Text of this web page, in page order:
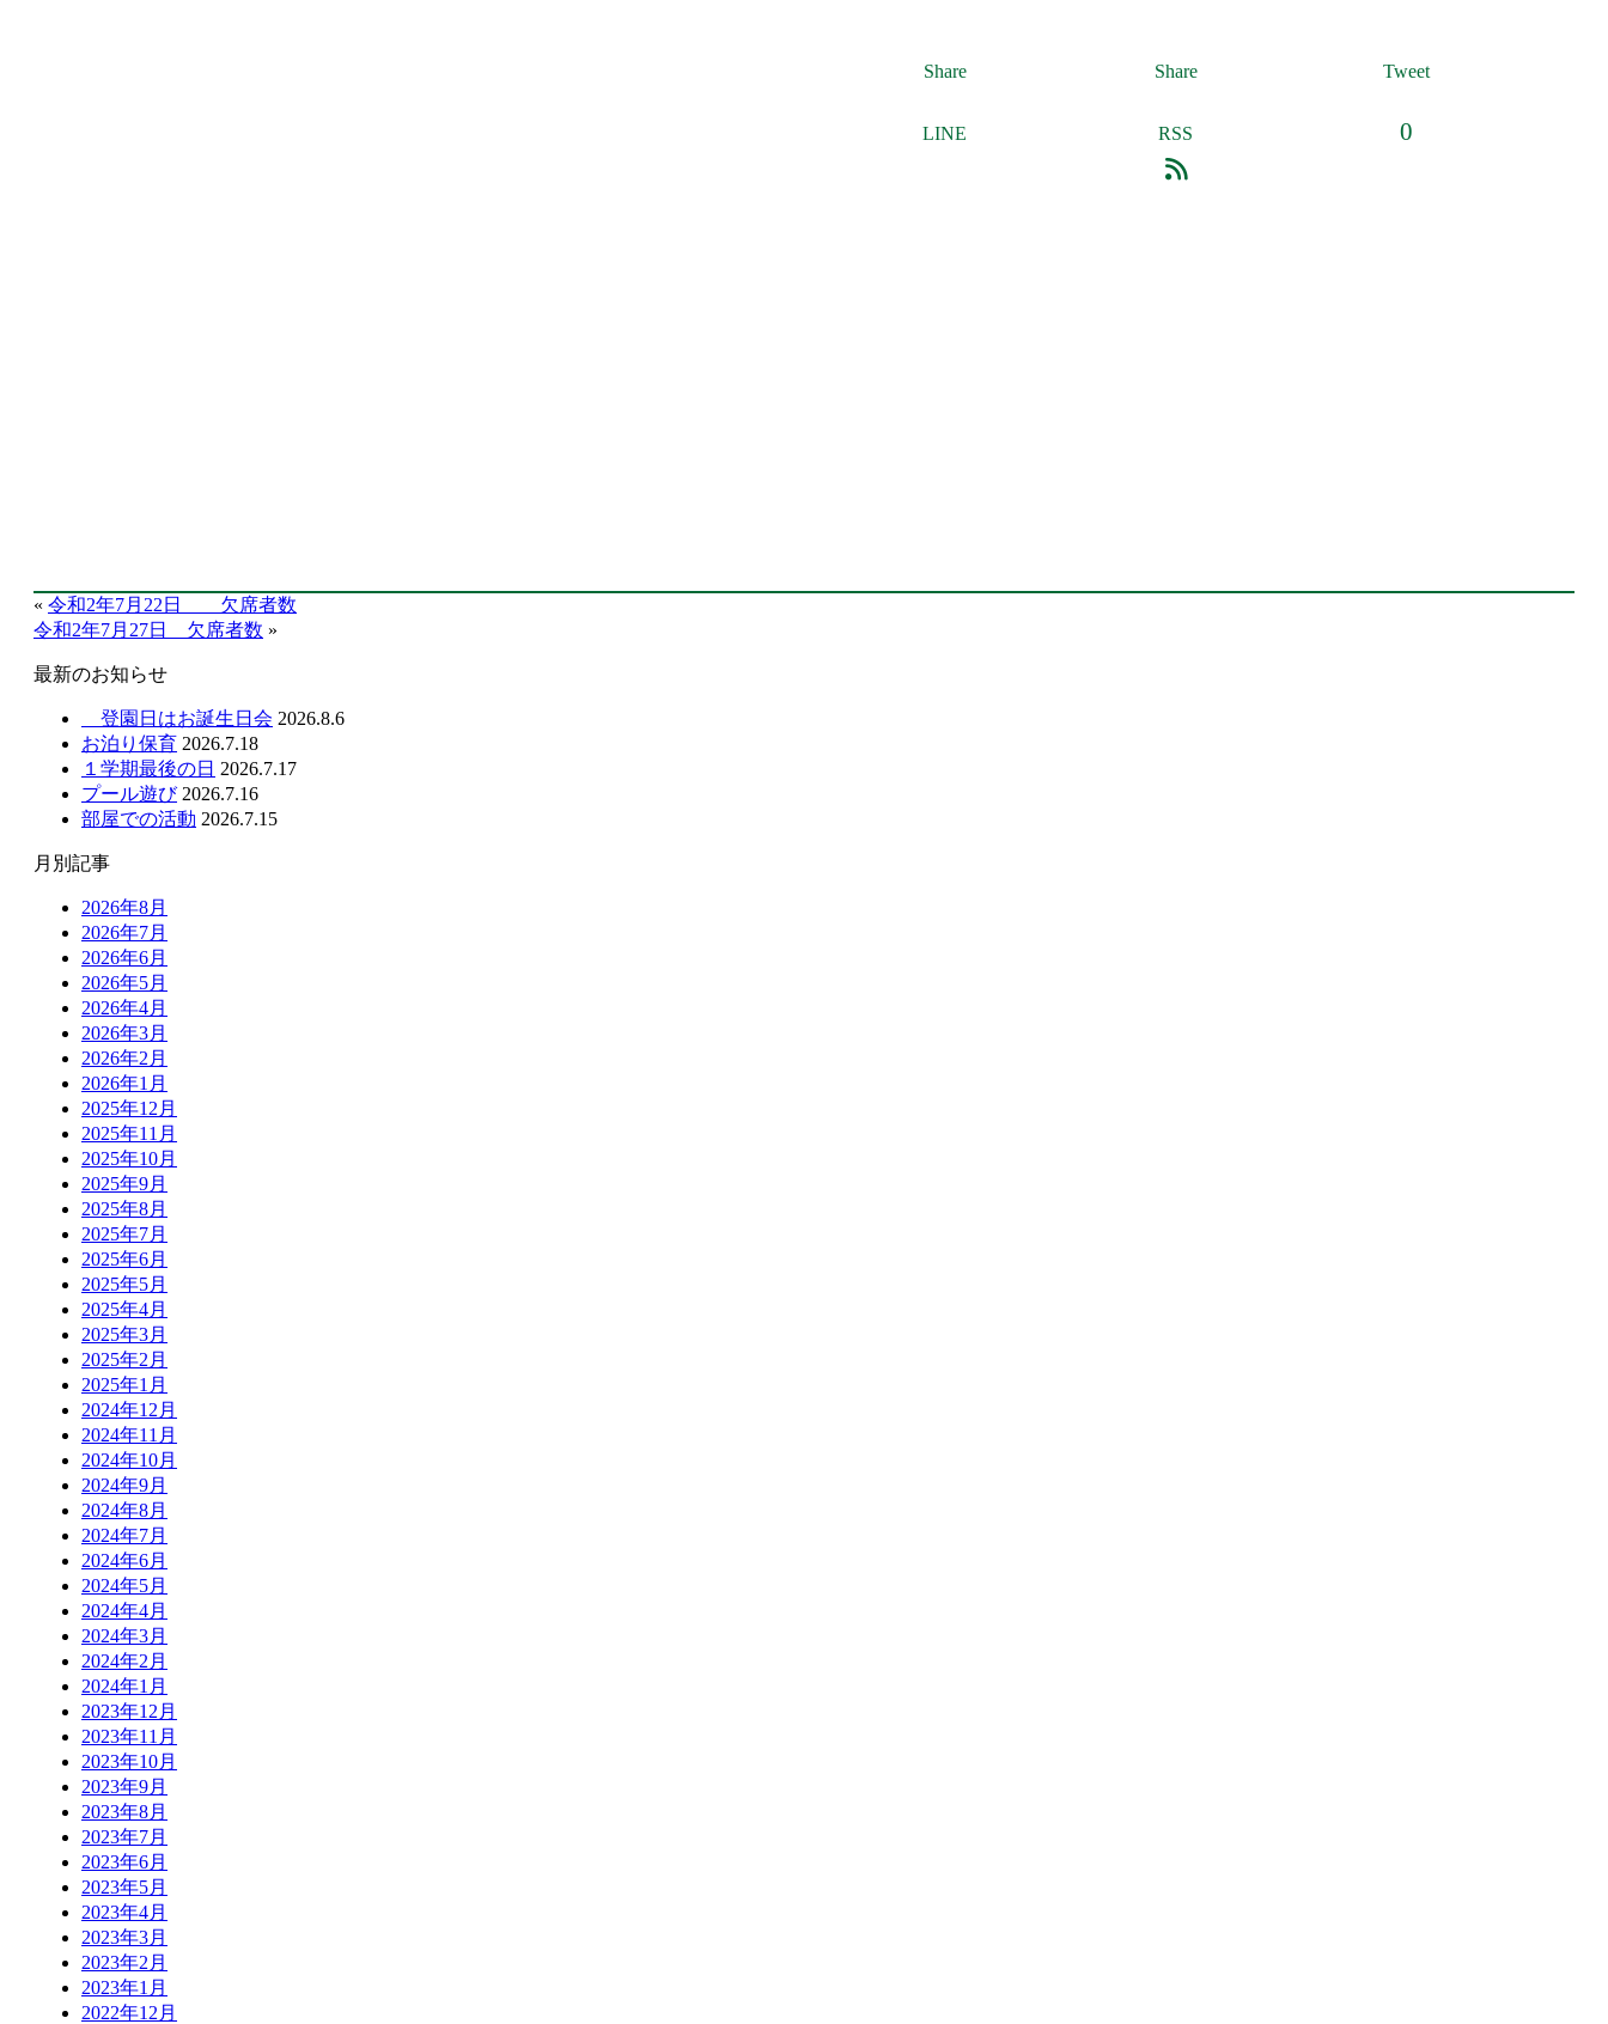
Share Share Tweet
LINE RSS 0
« 令和2年7月22日 欠席者数
令和2年7月27日 欠席者数 »
最新のお知らせ
登園日はお誕生日会 2026.8.6
お泊り保育 2026.7.18
１学期最後の日 2026.7.17
プール遊び 2026.7.16
部屋での活動 2026.7.15
月別記事
2026年8月
2026年7月
2026年6月
2026年5月
2026年4月
2026年3月
2026年2月
2026年1月
2025年12月
2025年11月
2025年10月
2025年9月
2025年8月
2025年7月
2025年6月
2025年5月
2025年4月
2025年3月
2025年2月
2025年1月
2024年12月
2024年11月
2024年10月
2024年9月
2024年8月
2024年7月
2024年6月
2024年5月
2024年4月
2024年3月
2024年2月
2024年1月
2023年12月
2023年11月
2023年10月
2023年9月
2023年8月
2023年7月
2023年6月
2023年5月
2023年4月
2023年3月
2023年2月
2023年1月
2022年12月